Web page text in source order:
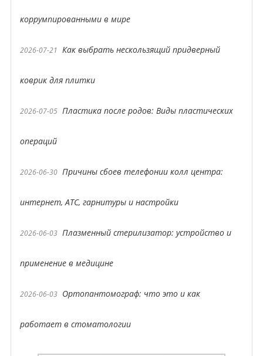
коррумпированными в мире
2026-07-21 Как выбрать нескользящий придверный
коврик для плитки
2026-07-05 Пластика после родов: Виды пластических
операций
2026-06-30 Причины сбоев телефонии колл центра:
интернет, АТС, гарнитуры и настройки
2026-06-03 Плазменный стерилизатор: устройство и
применение в медицине
2026-06-03 Ортопантомограф: что это и как
работает в стоматологии